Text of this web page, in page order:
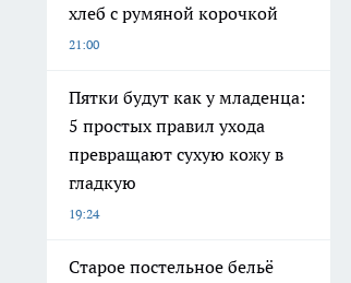
хлеб с румяной корочкой
21:00
Пятки будут как у младенца:
5 простых правил ухода
превращают сухую кожу в
гладкую
19:24
Старое постельное бельё